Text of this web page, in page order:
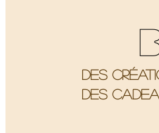
Des
Des